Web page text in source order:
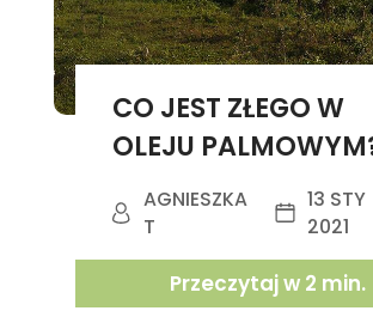
CO JEST ZŁEGO W
OLEJU
AGNIESZKA
T
13 STY
2021
Przeczytaj w 2 min.